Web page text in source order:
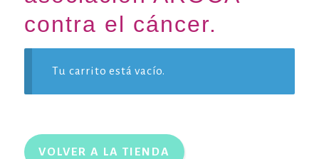
contra el cáncer.
Tu carrito está vacío.
VOLVER A LA TIENDA